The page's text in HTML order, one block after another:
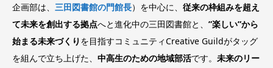
企画部は、 三田図書館の門館長）を中心に、 従来の枠組みを超え
て未来を創出する拠点へと進化中の三田図書館と、 ”楽しい”から
始まる未来づくり を目指すコミュニティCreative Guildがタッグ
を組んで立ち上げた、 中高生のための地域部活です。 未来のリー